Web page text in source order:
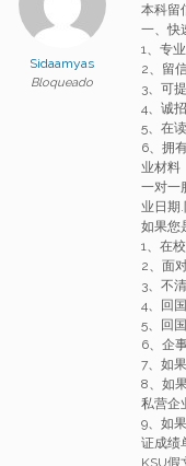
Sidaamyas
Bloqueado
本科留
一、快
1、专
2、留
3、可
4、诚
5、在
6、拥
业材料
一对一
业日期
如果您
1、在
2、面
3、不
4、回
5、回
6、企
7、如
8、如
私营企
9、如
证成绩